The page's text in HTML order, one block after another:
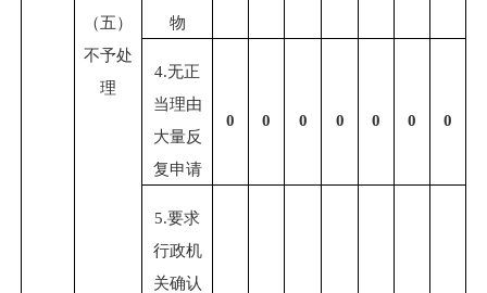
（五）
不予处
理
物
4.无正
当理由
大量反
复申请
0 0 0 0 0 0 0
5.要求
行政机
关确认